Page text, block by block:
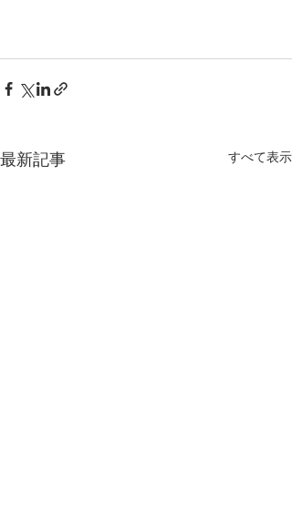
最新記事 すべて表示